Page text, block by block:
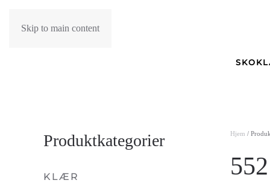
Skip to main content
SKO
Hjem /
Produktkategorier
KLÆR